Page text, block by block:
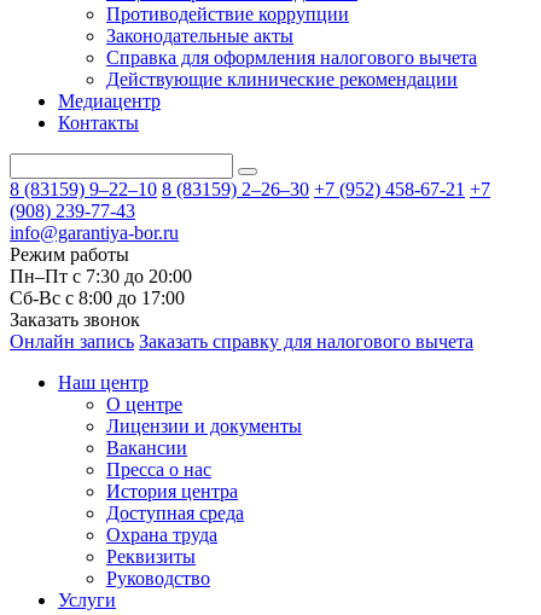
Противодействие коррупции
Законодательные акты
Справка для оформления налогового вычета
Действующие клинические рекомендации
Медиацентр
Контакты
8 (83159) 9–22–10 8 (83159) 2–26–30 +7 (952) 458-67-21 +7
(908) 239-77-43
info@garantiya-bor.ru
Режим работы
Пн–Пт с 7:30 до 20:00
Cб-Вс с 8:00 до 17:00
Заказать звонок
Онлайн запись Заказать справку для налогового вычета
Наш центр
О центре
Лицензии и документы
Вакансии
Пресса о нас
История центра
Доступная среда
Охрана труда
Реквизиты
Руководство
Услуги